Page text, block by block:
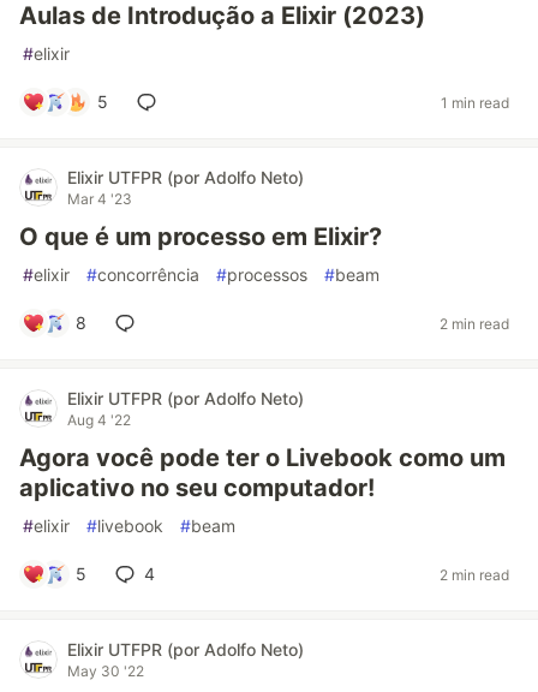
Aulas de Introdução a Elixir (2023)
#elixir
5 1 min read
Elixir UTFPR (por Adolfo Neto)
Mar 4 '23
O que é um processo em Elixir?
#elixir #concorrência #processos #beam
8 2 min read
Elixir UTFPR (por Adolfo Neto)
Aug 4 '22
Agora você pode ter o Livebook como um
aplicativo no seu computador!
#elixir #livebook #beam
5 4 2 min read
Elixir UTFPR (por Adolfo Neto)
May 30 '22